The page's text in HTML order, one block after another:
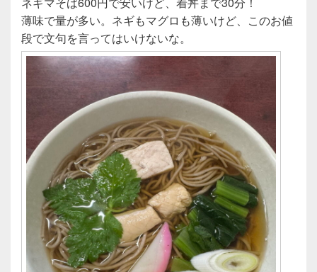
薄味で量が多い。ネギもマグロも薄いけど、このお値
段で文句を言ってはいけないな。